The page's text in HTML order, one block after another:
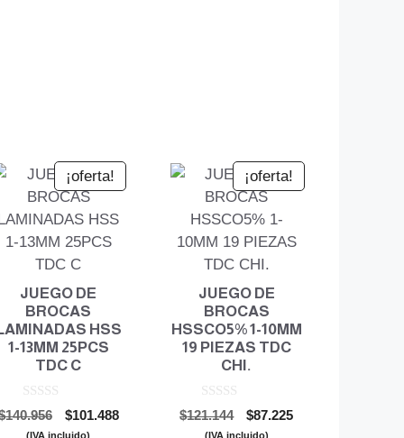
¡oferta!
JUEGO DE
BROCAS
HSS
1-13MM 25PCS
TDC C
0
d
e
140.956
El
precio
$101.488El
(IVA incluido)
¡oferta!
JUEGO DE
BROCAS
HSSCO5% 1-10MM
19 PIEZAS TDC
CHI.
0
d
e
$121.144
El
precio
$87.225El
(IVA incluido)